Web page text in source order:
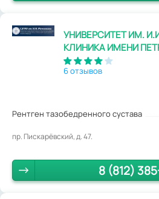
УНИВЕРСИТЕТ ИМ.
КЛИНИКА ИМЕНИ
6 отзывов
Рентген тазобедренного сустава
пр. Пискарёвский, д. 47.
8 (812)